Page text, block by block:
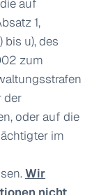
auf
1,
bis u), des
zum
der
oder auf die
im
Wir